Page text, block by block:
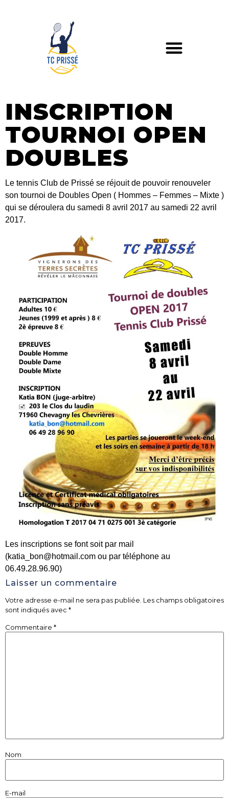
INSCRIPTION
TOURNOI OPEN
DOUBLES
Le tennis Club de Prissé se réjouit de pouvoir renouveler
son tournoi de Doubles Open ( Hommes – Femmes – Mixte )
qui se déroulera du samedi 8 avril 2017 au samedi 22 avril
2017.
Les inscriptions se font soit par mail
(katia_bon@hotmail.com ou par téléphone au
06.49.28.96.90)
Laisser un commentaire
Votre adresse e-mail ne sera pas publiée. Les champs obligatoires
sont indiqués avec *
Commentaire *
Nom
E-mail